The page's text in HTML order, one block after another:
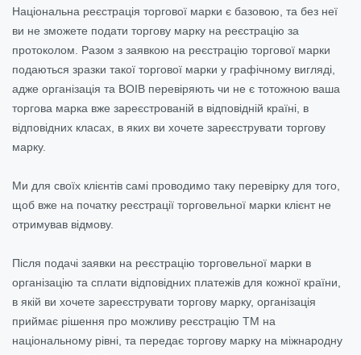
Національна реєстрація торгової марки є базовою, та без неї
ви не зможете подати торгову марку на реєстрацію за
протоколом. Разом з заявкою на реєстрацію торгової марки
подаються зразки такої торгової марки у графічному вигляді,
адже організація та ВОІВ перевіряють чи не є тотожною ваша
торгова марка вже зареєстрованій в відповідній країні, в
відповідних класах, в яких ви хочете зареєструвати торгову
марку.
Ми для своїх клієнтів самі проводимо таку перевірку для того,
щоб вже на початку реєстрації торговельної марки клієнт не
отримував відмову.
Після подачі заявки на реєстрацію торговельної марки в
організацію та сплати відповідних платежів для кожної країни,
в якій ви хочете зареєструвати торгову марку, організація
приймає рішення про можливу реєстрацію ТМ на
національному рівні, та передає торгову марку на міжнародну